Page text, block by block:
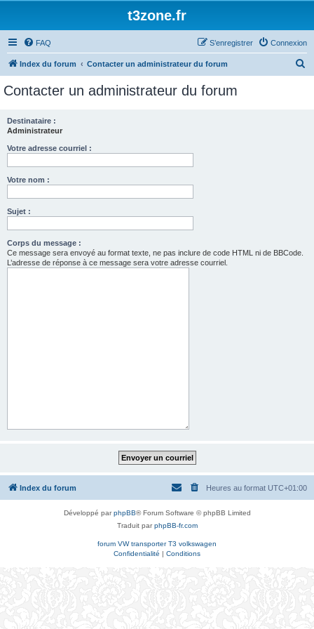
t3zone.fr
FAQ Connexion
S’enregistrer
Index du forum Contacter un administrateur du forum
Contacter un administrateur du forum
Destinataire :
Administrateur
Votre adresse courriel :
Votre nom :
Sujet :
Corps du message :
Ce message sera envoyé au format texte, ne pas inclure de code HTML ni de BBCode.
L’adresse de réponse à ce message sera votre adresse courriel.
Index du forum Heures au format UTC+01:00
Développé parphpBB® Forum Software © phpBB Limited
Traduit parphpBB-fr.com
forum VW transporter T3 volkswagen
Confidentialité | Conditions